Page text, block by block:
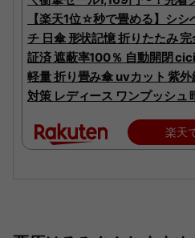
【楽天1位☆秒で畳める】シシ
チ 日傘 形状記憶 折りたたみ
証済 遮蔽率100％ 自動開閉
軽量 折り畳み傘 uvカット 紫
対策 レディース ワンプッシュ
楽天